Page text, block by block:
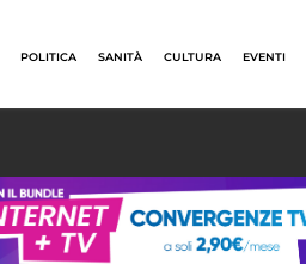
POLITICA SANITÀ CULTURA EVENTI